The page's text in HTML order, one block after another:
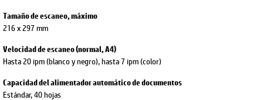
Tamaño de escaneo, máximo
216 x 297 mm
Velocidad de escaneo (normal, A4)
Hasta 20 ipm (blanco y negro), hasta 7 ipm (color)
Capacidad del alimentador automático de documentos
Estándar, 40 hojas